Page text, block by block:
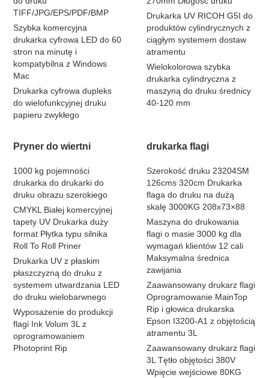
TIFF/JPG/EPS/PDF/BMP
Szybka komercyjna
drukarka cyfrowa LED do 60
stron na minutę i
kompatybilna z Windows
Mac
Drukarka cyfrowa dupleks
do wielofunkcyjnej druku
papieru zwykłego
Drukarka UV RICOH G5I do
produktów cylindrycznych z
ciągłym systemem dostaw
atramentu
Wielokolorowa szybka
drukarka cylindryczna z
maszyną do druku średnicy
40-120 mm
Pryner do wiertni
1000 kg pojemności
drukarka do drukarki do
druku obrazu szerokiego
CMYKL Białej komercyjnej
tapety UV Drukarka duży
format Płytka typu silnika
Roll To Roll Priner
Drukarka UV z płaskim
płaszczyzną do druku z
systemem utwardzania LED
do druku wielobarwnego
Wyposażenie do produkcji
flagi Ink Volum 3L z
oprogramowaniem
Photoprint Rip
drukarka flagi
Szerokość druku 23204SM
126cms 320cm Drukarka
flaga do druku na dużą
skalę 3000KG 208x73×88
Maszyna do drukowania
flagi o masie 3000 kg dla
wymagań klientów 12 cali
Maksymalna średnica
zawijania
Zaawansowany drukarz flagi
Oprogramowanie MainTop
Rip i głowica drukarska
Epson I3200-A1 z objętością
atramentu 3L
Zaawansowany drukarz flagi
3L Tętło objętości 380V
Wpięcie wejściowe 80KG